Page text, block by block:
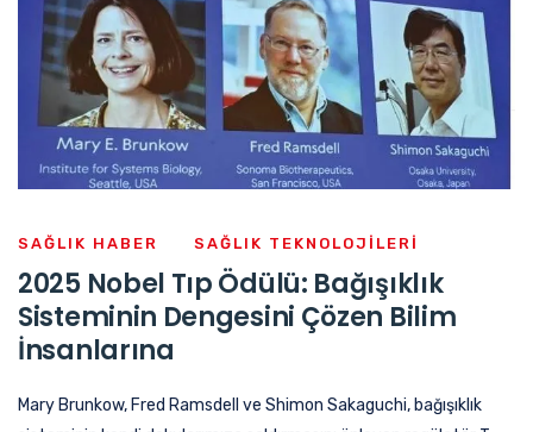
SAĞLIK HABER SAĞLIK TEKNOLOJILERI
2025 Nobel Tıp Ödülü: Bağışıklık
Sisteminin Dengesini Çözen Bilim
İnsanlarına
Mary Brunkow, Fred Ramsdell ve Shimon Sakaguchi, bağışıklık